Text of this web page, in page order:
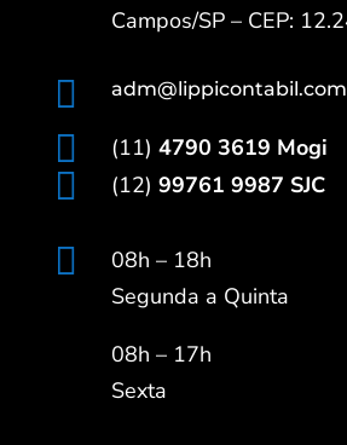
Campos/SP – CEP:

 (11) 4790 3619 Mogi
 (12) 99761 9987 SJC

08h – 18h
Segunda a Quinta
08h – 17h
Sexta